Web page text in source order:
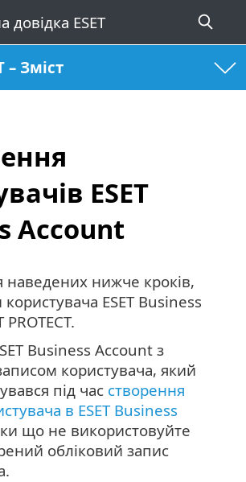
– Зміст
ESET
Account
наведених нижче кроків,
ESET Business
Business Account з
користувача, який
під час створення
в ESET Business
що не використовуйте
обліковий запис